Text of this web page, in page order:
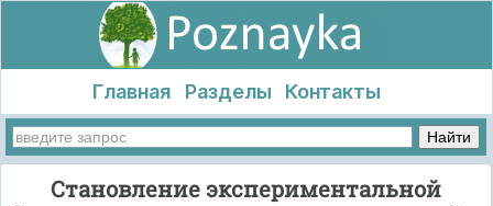
Главная Разделы Контакты
Становление экспериментальной